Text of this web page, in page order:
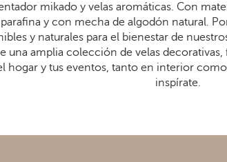
mikado y velas aromáticas. Con
y con mecha de algodón natural.
y naturales para el bienestar de
una amplia colección de velas
hogar y tus eventos, tanto en interior
inspírate.